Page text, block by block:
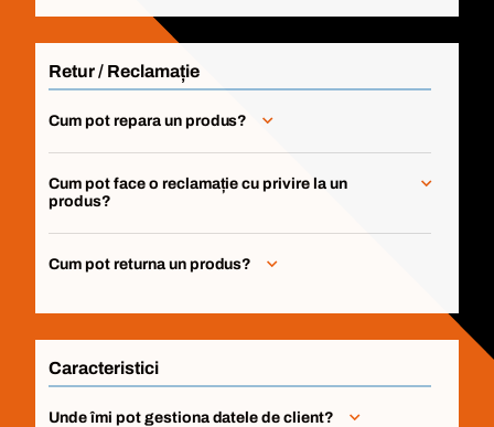
Retur / Reclamație
Cum pot repara un produs?
Cum pot face o reclamație cu privire la un
produs?
Cum pot returna un produs?
Caracteristici
Unde îmi pot gestiona datele de client?